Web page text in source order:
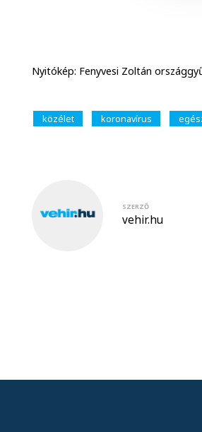
Nyitókép: Fenyvesi Zoltán
közélet koronavírus
SZERZŐ
vehir.hu